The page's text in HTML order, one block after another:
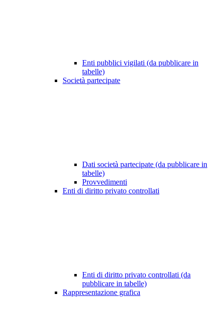
Enti pubblici vigilati (da pubblicare in
tabelle)
Società partecipate
Dati società partecipate (da pubblicare in
tabelle)
Provvedimenti
Enti di diritto privato controllati
Enti di diritto privato controllati (da
pubblicare in tabelle)
Rappresentazione grafica